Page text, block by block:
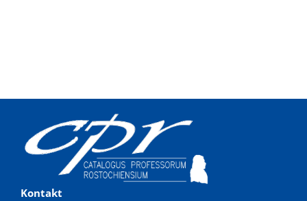
Kontakt